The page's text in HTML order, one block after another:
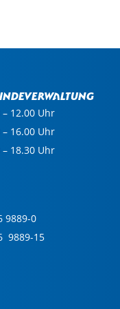
– 12.00 Uhr
– 16.00 Uhr
– 18.30 Uhr
9889-0
9889-15